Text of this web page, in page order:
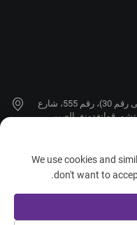
الطابق 13، مبنى مقر تيانان المركزي بنغ (مبنى رقم 30)، رقم 555، شارع
قوانغدونغ، الصين
We use cookies and
don't want to